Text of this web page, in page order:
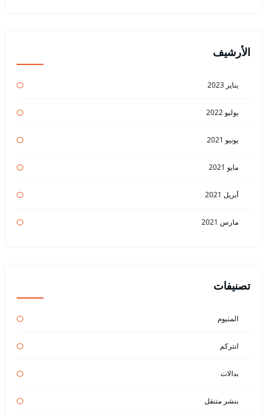
الأرشيف
يناير 2023
يوليو 2022
يونيو 2021
مايو 2021
أبريل 2021
مارس 2021
تصنيفات
المنيوم
انتركم
بدالات
بنشر متنقل